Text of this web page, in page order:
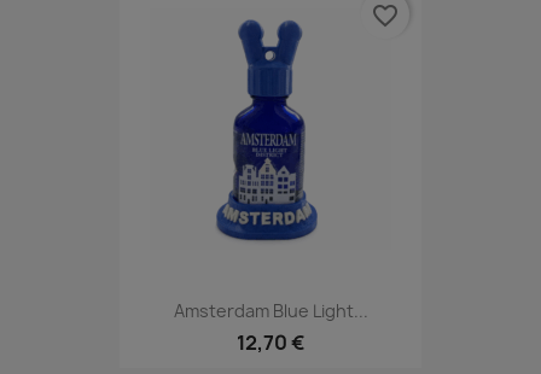
Amsterdam Blue Light...
12,70 €
favorite_border